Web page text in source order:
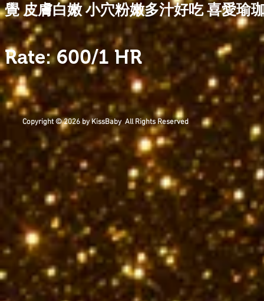
覺 皮膚白嫩 小穴粉嫩多汁好吃喜愛瑜
Rate:600/1 HR
Copyright © 2026 by KissBaby All Rights Reserved